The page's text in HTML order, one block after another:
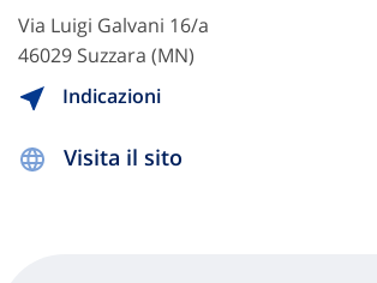
Via Luigi Galvani 16/a
46029 Suzzara (MN)
Indicazioni
Visita il sito